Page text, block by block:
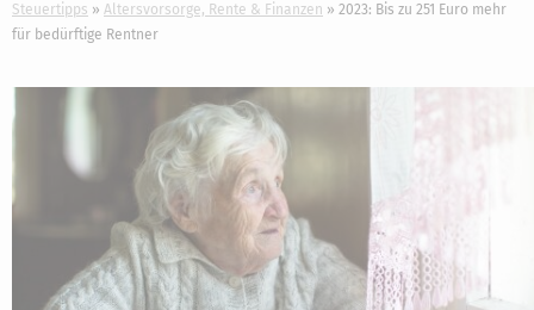
Steuertipps Altersvorsorge, Rente & Finanzen
2023: Bis zu 251 Euro mehr
für bedürftige Rentner